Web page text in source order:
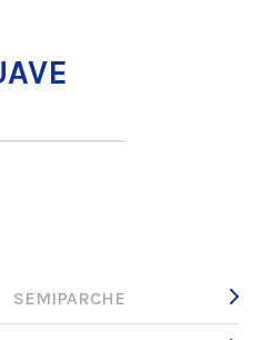
SEMIPARCHE